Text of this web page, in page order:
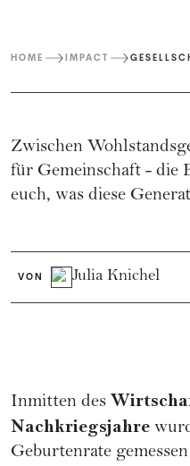
HOME IMPACT
Zwischen
für Gemeinschaft - die
euch, was diese
VON Julia Knichel
Inmitten des
Nachkriegsjahre
Geburtenrate